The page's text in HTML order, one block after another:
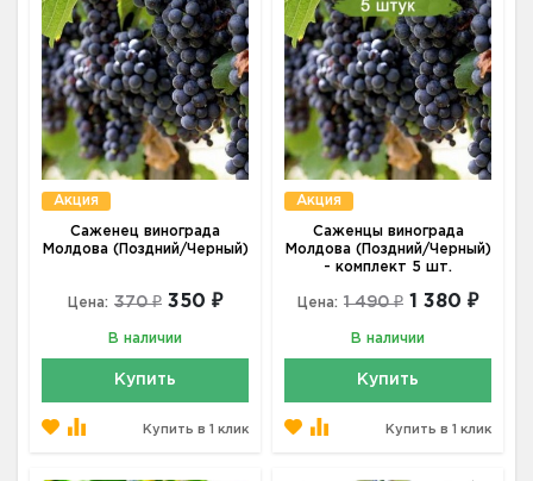
Акция
Саженец винограда
Молдова (Поздний/Черный)
Цена: 370 ₽ 350 ₽
В наличии
Купить
Купить в 1 клик
Акция
Саженцы винограда
Молдова (Поздний/Черный)
- комплект 5 шт.
Цена: 1 490 ₽ 1 380 ₽
В наличии
Купить
Купить в 1 клик